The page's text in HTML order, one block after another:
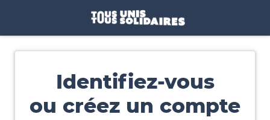
Identifiez-vous
ou créez un compte